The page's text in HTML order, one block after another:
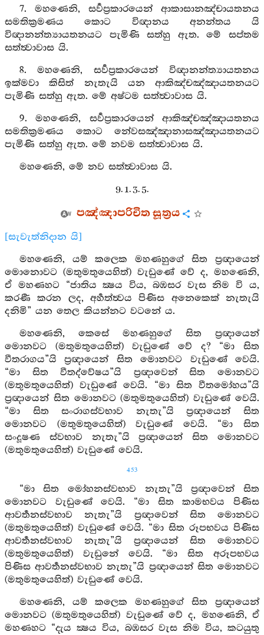
7. මහණෙනි, සර්‍වප්‍රකාරයෙන් ආකාසානඤ්චායතනය
සමතික්‍රමණය කොට විඥානය අනන්තය යි
විඥානන්ත්‍යායතනයට පැමිණි සත්හු ඇත. මේ සප්තම
සත්ත්‍වාවාස යි.
8. මහණෙනි, සර්‍වප්‍රකාරයෙන් විඥානන්ත්‍යායතනය
ඉක්මවා කිසිත් නැතැයි යන ආකිඤ්චඤ්ඤායතනයට
පැමිණි සත්හු ඇත. මේ අෂ්ටම සත්ත්‍වාවාස යි.
9. මහණෙනි, සර්‍වප්‍රකාරයෙන් ආකිඤ්චඤ්ඤායතනය
සමතික්‍රමණය කොට නේවසඤ්ඤානාසඤ්ඤායතනයට
පැමිණි සත්හු ඇත. මේ නවම සත්ත්‍වාවාස යි.
මහණෙනි, මේ නව සත්ත්‍වාවාස යි.
9. 1. 3. 5.
පඤ්ඤාපරිචිත සූත්‍රය
[සැවැත්නිදාන යි]
මහණෙනි, යම් කලෙක මහණහුගේ සිත ප්‍රඥායෙන්
මොනොවට (මතුමතුයෙහිත්) වැඩුණේ වේ ද, මහණෙනි,
ඒ මහණහට “ජාතිය ක්‍ෂය විය, බඹසර වැස නිම වි ය,
කරණී කරන ලද, අර්‍හත්ත්‍වය පිණිස අනෙකෙක් නැතැයි
දනිමි” යන තෙල කියන්නට වටනේ ය.
මහණෙනි, කෙසේ මහණහුගේ සිත ප්‍රඥායෙන්
මොනවට (මතුමතුයෙහිත්) වැඩුණේ වේ ද? “මා සිත
වීතරාගය”යි ප්‍රඥායෙන් සිත මොනවට වැඩුණේ වෙයි.
“මා සිත වීතද්වේෂය”යි ප්‍රඥාවෙන් සිත මොනවට
(මතුමතුයෙහිත්) වැඩුණේ වෙයි. “මා සිත වීතමෝහය”යි
ප්‍රඥායෙන් සිත මොනවට (මතුමතුයෙහිත්) වැඩුණේ වෙයි.
“මා සිත සංරාගස්වභාව නැතැ”යි ප්‍රඥායෙන් සිත
මොනවට (මතුමතුයෙහිත්) වැඩුණේ වෙයි. “මා සිත
සංදූෂණ ස්වභාව නැතැ”යි ප්‍රඥායෙන් සිත මොනවට
(මතුමතුයෙහිත්) වැඩුණේ වෙයි.
453
“මා සිත මෝහනස්වභාව නැතැ”යි ප්‍රඥාවෙන් සිත
මොනවට වැඩුණේ වෙයි. “මා සිත කාමභවය පිණිස
ආවර්‍තනස්වභාව නැතැ”යි ප්‍රඥාවෙන් සිත මොනවට
(මතුමතුයෙහිත්) වැඩුණේ වෙයි. “මා සිත රූපභවය පිණිස
ආවර්‍තනස්වභාව නැතැ”යි ප්‍රඥායෙන් සිත මොනවට
(මතුමතුයෙහිත්) වැඩුනේ වෙයි. “මා සිත අරූපභවය
පිණිස ආවර්‍තනස්වභාව නැතැ”යි ප්‍රඥායෙන් සිත මොනවට
(මතුමතුයෙහිත්) වැඩුණේ වෙයි.
මහණෙනි, යම් කලෙක මහණහුගේ සිත ප්‍රඥායෙන්
මොනවට (මතුමතුයෙහිත්) වැඩුණේ වේ ද, මහණෙනි, ඒ
මහණහට “දැය ක්‍ෂය විය, බඹසර වැස නිම විය, කටයුතු